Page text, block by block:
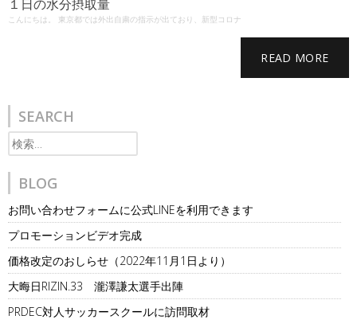
１日の水分摂取量
こんにちは。 東京都では外出自粛の指示が出ており、新型コロナ
READ MORE
SEARCH
検
索:
BLOG
お問い合わせフォームに公式LINEを利用できます
プロモーションビデオ完成
価格改定のおしらせ（2022年11月1日より）
大晦日RIZIN.33 瀧澤謙太選手出陣
PRDEC対人サッカースクールに訪問取材